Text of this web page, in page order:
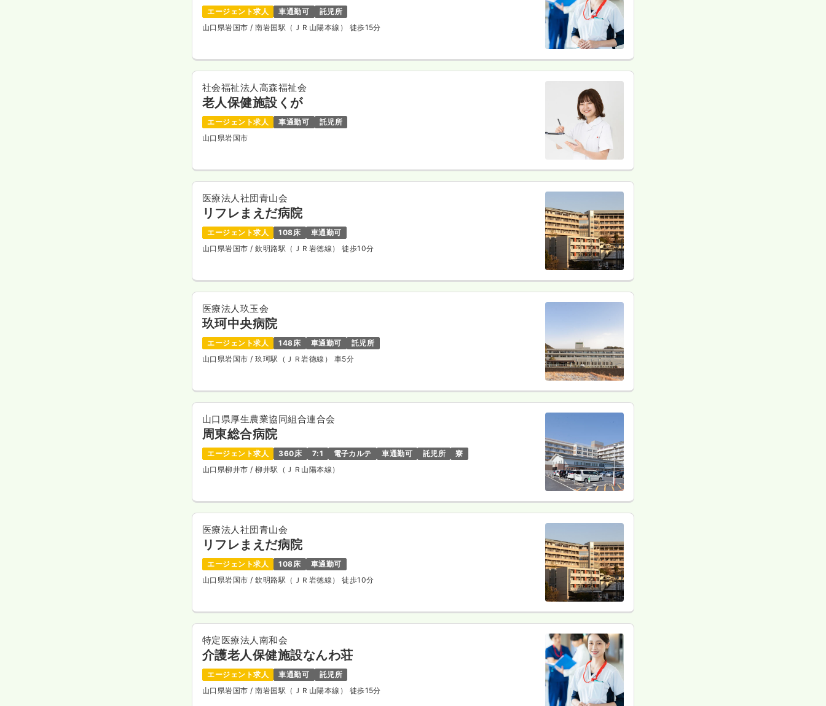
エージェント求人 車通勤可
託児所
山口県岩国市/ 南岩国駅（ＪＲ山陽本線） 徒歩15分
社会福祉法人高森福祉会
老人保健施設くが
エージェント求人 車通勤可
託児所
山口県岩国市
医療法人社団青山会
リフレまえだ病院
エージェント求人 108床
車通勤可
山口県岩国市/ 欽明路駅（ＪＲ岩徳線） 徒歩10分
医療法人玖玉会
玖珂中央病院
エージェント求人 148床 車通勤可
託児所
山口県岩国市/ 玖珂駅（ＪＲ岩徳線） 車5分
山口県厚生農業協同組合連合会
周東総合病院
エージェント求人 360床 7:1 電子カルテ 車通勤可 託児所
寮
山口県柳井市/ 柳井駅（ＪＲ山陽本線）
医療法人社団青山会
リフレまえだ病院
エージェント求人 108床
車通勤可
山口県岩国市/ 欽明路駅（ＪＲ岩徳線） 徒歩10分
特定医療法人南和会
介護老人保健施設なんわ荘
エージェント求人 車通勤可
託児所
山口県岩国市/ 南岩国駅（ＪＲ山陽本線） 徒歩15分